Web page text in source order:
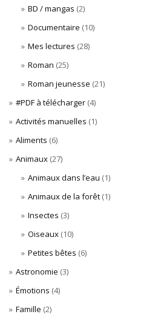
BD / mangas (2)
Documentaire (10)
Mes lectures (28)
Roman (25)
Roman jeunesse (21)
#PDF à télécharger (4)
Activités manuelles (1)
Aliments (6)
Animaux (27)
Animaux dans l’eau (1)
Animaux de la forêt(1)
Insectes (3)
Oiseaux(10)
Petites bêtes (6)
Astronomie (3)
Émotions (4)
Famille (2)